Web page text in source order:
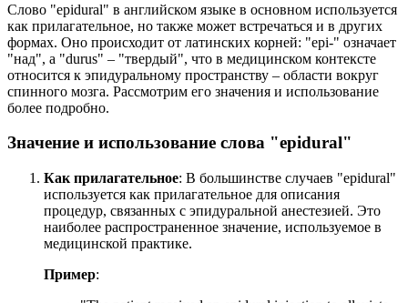
Слово "epidural" в английском языке в основном используется
как прилагательное, но также может встречаться и в других
формах. Оно происходит от латинских корней: "epi-" означает
"над", а "durus" – "твердый", что в медицинском контексте
относится к эпидуральному пространству – области вокруг
спинного мозга. Рассмотрим его значения и использование
более подробно.
Значение и использование слова "epidural"
Как прилагательное: В большинстве случаев "epidural"
используется как прилагательное для описания
процедур, связанных с эпидуральной анестезией. Это
наиболее распространенное значение, используемое в
медицинской практике.
Пример: